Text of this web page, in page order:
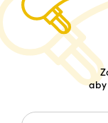
aby